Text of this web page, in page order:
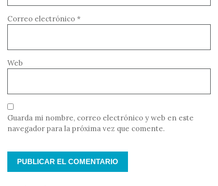
Correo electrónico *
Web
Guarda mi nombre, correo electrónico y web en este
navegador para la próxima vez que comente.